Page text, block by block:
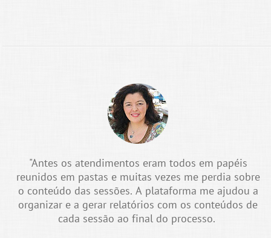
"Antes os atendimentos eram todos em papéis
reunidos em pastas e muitas vezes me perdia sobre
o conteúdo das sessões. A plataforma me ajudou a
organizar e a gerar relatórios com os conteúdos de
cada sessão ao final do processo.